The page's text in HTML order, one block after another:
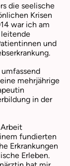
die seelische
Krisen
war ich am
leitende
und
mehrjährige
in der
fundierten
Erkrankungen
Erleben.